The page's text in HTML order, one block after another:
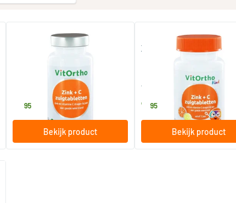
Zink + C zuigtabletten
60 zuigtabletten
95
Bekijk product
Zink + C kind zuigtabletten
30 zuigtabletten
Vitortho
7 95
Bekijk product